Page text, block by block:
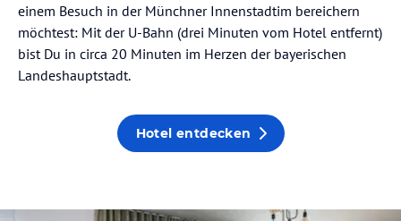
einem Besuch in der Münchner Innenstadtim bereichern
möchtest: Mit der U-Bahn (drei Minuten vom Hotel entfernt)
bist Du in circa 20 Minuten im Herzen der bayerischen
Landeshauptstadt.
Hotel entdecken